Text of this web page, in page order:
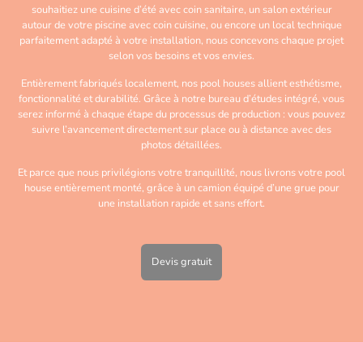
souhaitiez une cuisine d’été avec coin sanitaire, un salon extérieur
autour de votre piscine avec coin cuisine, ou encore un local technique
parfaitement adapté à votre installation, nous concevons chaque projet
selon vos besoins et vos envies.
Entièrement fabriqués localement, nos pool houses allient esthétisme,
fonctionnalité et durabilité. Grâce à notre bureau d’études intégré, vous
serez informé à chaque étape du processus de production : vous pouvez
suivre l’avancement directement sur place ou à distance avec des
photos détaillées.
Et parce que nous privilégions votre tranquillité, nous livrons votre pool
house entièrement monté, grâce à un camion équipé d’une grue pour
une installation rapide et sans effort.
Devis gratuit